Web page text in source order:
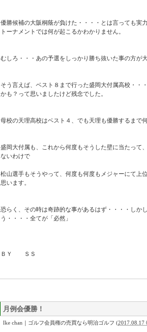
優勝候補の大阪桐蔭が負けた・・・・とは言っても実
トーナメントでは何が起こるかわかりません。
むしろ・・・あの予選をしっかり勝ち抜いた事の方が
そう言えば、ベスト８まで行った盛岡大付属高校・・
かも？って思いましたけど残念でした。
母校の天理高校はベスト４、でも天理も優勝するまで
盛岡大付属も、これから何度もそうした壁に当たって
ないわけで
松山選手もそうやって、何度も何度もメジャーにて上
思います。
恐らく、その時は奇跡的な事があるはず・・・・しか
う・・・・全てが「必然」
ＢＹ ＳＳ
月例会優勝！
Ike chan｜ゴルフ会員権の売買なら明治ゴルフ (2017.08.17